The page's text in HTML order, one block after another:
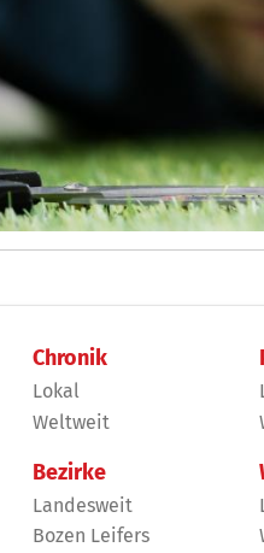
Chronik
Lokal
Weltweit
Bezirke
Landesweit
Bozen Leifers